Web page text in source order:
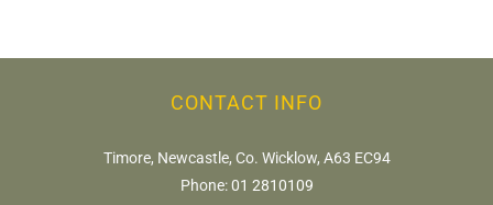
online
CONTACT INFO
Timore, Newcastle, Co. Wicklow, A63 EC94
Phone:01 2810109